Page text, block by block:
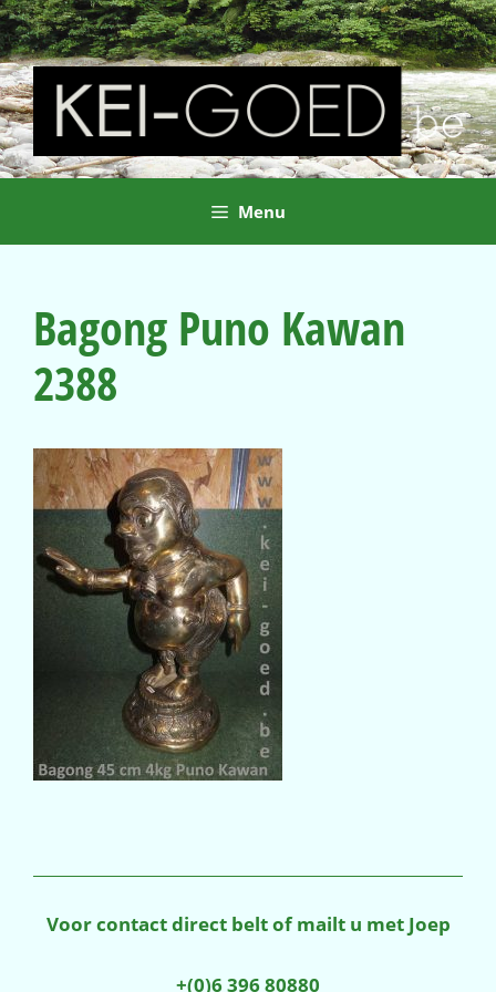
Ga
naar
de
inhoud
Menu
Bagong Puno Kawan
2388
Voor contact direct belt of mailt u met Joep
+(0)6 396 80880